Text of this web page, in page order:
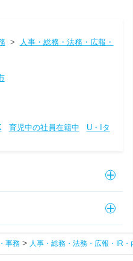
>
人事・総務・法務・広報・
育児中の社員在籍中
U・Iタ
事務 人事・総務・法務・広報・IR・